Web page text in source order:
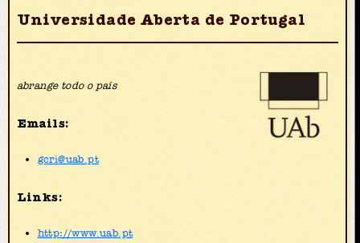
Universidade Aberta de Portugal
abrange todo o país
Emails:
gcri@uab.pt
Links:
http://www.uab.pt